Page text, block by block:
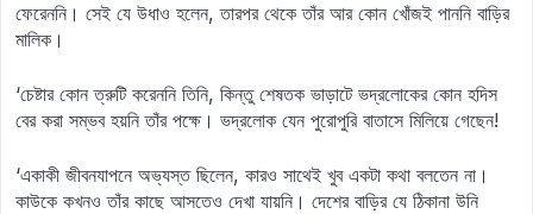
ফেরেননি। সেই যে উধাও হলেন, তারপর থেকে তাঁর আর কোন খোঁজই পাননি বাড়ির
মালিক।
‘চেষ্টার কোন ত্রুটি করেননি তিনি, কিন্তু শেষতক ভাড়াটে ভদ্রলোকের কোন হদিস
বের করা সম্ভব হয়নি তাঁর পক্ষে। ভদ্রলোক যেন পুরোপুরি বাতাসে মিলিয়ে গেছেন!
‘একাকী জীবনযাপনে অভ্যস্ত ছিলেন, কারও সাথেই খুব একটা কথা বলতেন না।
কাউকে কখনও তাঁর কাছে আসতেও দেখা যায়নি। দেশের বাড়ির যে ঠিকানা উনি